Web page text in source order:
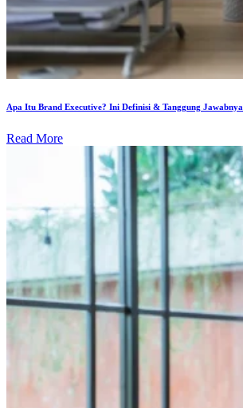
Apa Itu Brand Executive? Ini Definisi & Tanggung Jawabnya
Read More